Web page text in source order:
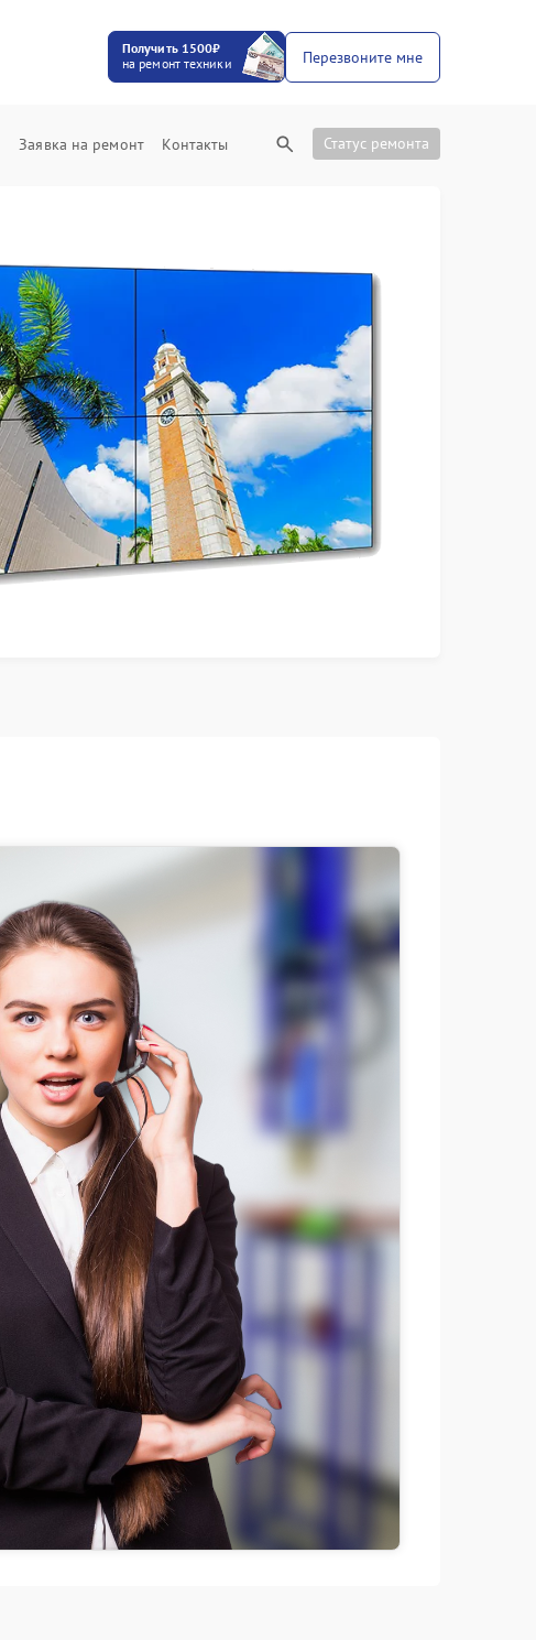
Получить 1500₽
на ремонт техники
Перезвоните мне
Заявка на ремонт Контакты Статус ремонта